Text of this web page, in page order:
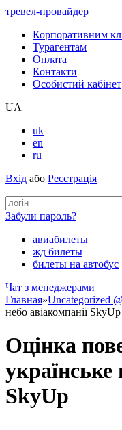
тревел-провайдер
Корпоративним
Турагентам
Оплата
Контакти
Особистий кабінет
UA
uk
en
ru
Вхід або Реєстрація
Забули пароль?
авиабилеты
жд билеты
билеты на автобус
Чат з менеджерами
Главная»Uncategorized
небо авіакомпанії SkyUp
Оцінка
українське
SkyUp